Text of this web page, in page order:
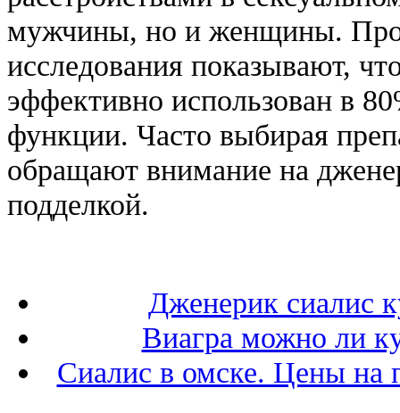
мужчины, но и женщины.
исследования показывают,
эффективно использован в
функции. Часто выбирая
обращают внимание на
подделкой.
Дженерик сиалис
Виагра можно ли
Сиалис в омске. Цены на